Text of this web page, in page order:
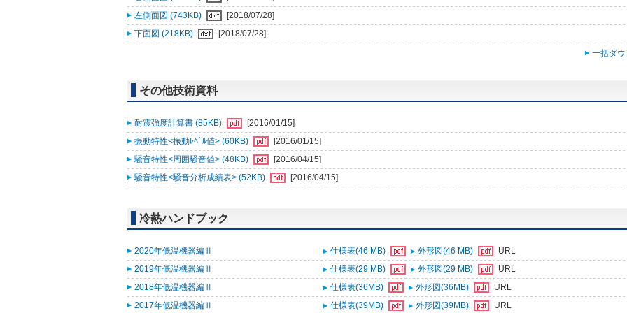
左側面図 (743KB)
[2018/07/28]
下面図 (218KB)
[2018/07/28]
一括ダ
その他技術資料
耐震強度計算書 (85KB)
[2016/01/15]
振動特性<振動ﾚﾍﾞﾙ値> (60KB)
[2016/01/15]
騒音特性<周囲騒音値> (48KB)
[2016/04/15]
騒音特性<騒音分析成績表> (52KB)
[2016/04/15]
冷熱ハンドブック
2020年低温機器編Ⅱ 仕様表(46 MB) 外形図(46 MB)
URL
2019年低温機器編Ⅱ
仕様表(29 MB) 外形図(29 MB)
URL
2018年低温機器編Ⅱ
仕様表(36MB) 外形図(36MB)
URL
2017年低温機器編Ⅱ
仕様表(39MB) 外形図(39MB) URL